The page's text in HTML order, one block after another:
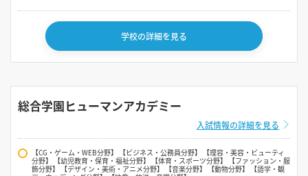
学校の詳細を見る
総合学園ヒューマンアカデミー
入試情報の詳細を見る
【CG・ゲーム・WEB分野】 【ビジネス・公務員分野】 【理容・美容・ビューティ
分野】 【幼児教育・保育・福祉分野】 【体育・スポーツ分野】 【ファッション・服
飾分野】 【デザイン・美術・アニメ分野】 【音楽分野】 【動物分野】 【語学・観